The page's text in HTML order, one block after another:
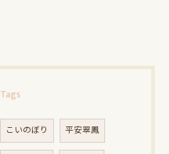
Tags
こいのぼり 平安翠鳳